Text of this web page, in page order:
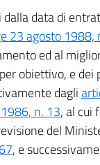
data di
23 agosto 1988,
ed al
obiettivo, e
dagli
n. 13, al cui
del
, e